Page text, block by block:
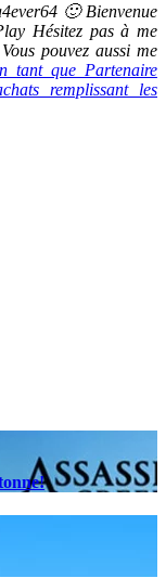
🙂 Bienvenue
Hésitez pas à me
pouvez aussi me
tant que Partenaire
remplissant les